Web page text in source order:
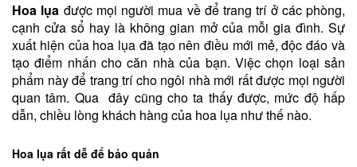
Hoa lụa được mọi người mua về để trang trí ở các phòng,
cạnh cửa sổ hay là không gian mở của mỗi gia đình. Sự
xuất hiện của hoa lụa đã tạo nên điều mới mẻ, độc đáo và
tạo điểm nhấn cho căn nhà của bạn. Việc chọn loại sản
phẩm này để trang trí cho ngôi nhà mới rất được mọi người
quan tâm. Qua đây cũng cho ta thấy được, mức độ hấp
dẫn, chiều lòng khách hàng của hoa lụa như thế nào.
Hoa lụa rất dễ để bảo quản